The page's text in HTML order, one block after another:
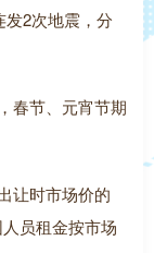
发2次地震，分
春节、元宵节期
让时市场价的
员租金按市场